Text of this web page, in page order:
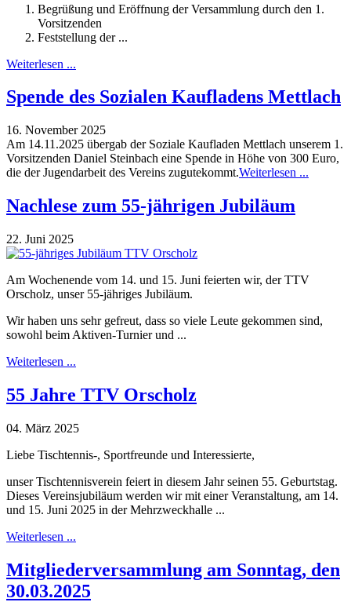
Begrüßung und Eröffnung der Versammlung durch den 1.
Vorsitzenden
Feststellung der ...
Weiterlesen ...
Spende des Sozialen Kaufladens Mettlach
16. November 2025
Am 14.11.2025 übergab der Soziale Kaufladen Mettlach unserem 1.
Vorsitzenden Daniel Steinbach eine Spende in Höhe von 300 Euro,
die der Jugendarbeit des Vereins zugutekommt.Weiterlesen ...
Nachlese zum 55-jährigen Jubiläum
22. Juni 2025
Am Wochenende vom 14. und 15. Juni feierten wir, der TTV
Orscholz, unser 55-jähriges Jubiläum.
Wir haben uns sehr gefreut, dass so viele Leute gekommen sind,
sowohl beim Aktiven-Turnier und ...
Weiterlesen ...
55 Jahre TTV Orscholz
04. März 2025
Liebe Tischtennis-, Sportfreunde und Interessierte,
unser Tischtennisverein feiert in diesem Jahr seinen 55. Geburtstag.
Dieses Vereinsjubiläum werden wir mit einer Veranstaltung, am 14.
und 15. Juni 2025 in der Mehrzweckhalle ...
Weiterlesen ...
Mitgliederversammlung am Sonntag, den
30.03.2025